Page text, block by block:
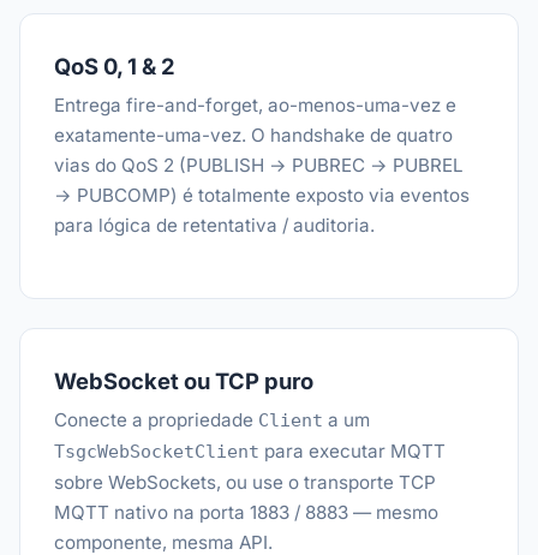
QoS 0, 1 & 2
Entrega fire-and-forget, ao-menos-uma-vez e
exatamente-uma-vez. O handshake de quatro
vias do QoS 2 (PUBLISH → PUBREC → PUBREL
→ PUBCOMP) é totalmente exposto via eventos
para lógica de retentativa / auditoria.
WebSocket ou TCP puro
Conecte a propriedade Client a um
TsgcWebSocketClient para executar MQTT
sobre WebSockets, ou use o transporte TCP
MQTT nativo na porta 1883 / 8883 — mesmo
componente, mesma API.